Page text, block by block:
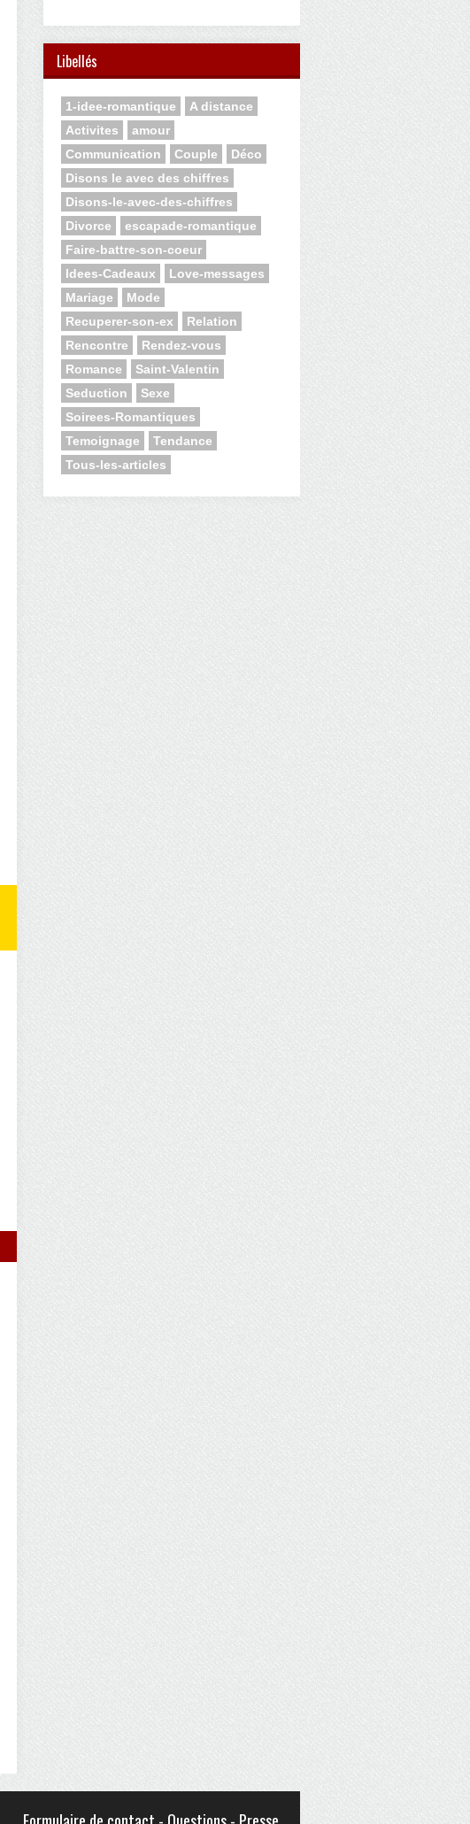
Libellés
1-idee-romantique
A distance
Activites
amour
Communication
Couple
Déco
Disons le avec des chiffres
Disons-le-avec-des-chiffres
Divorce
escapade-romantique
Faire-battre-son-coeur
Idees-Cadeaux
Love-messages
Mariage
Mode
Recuperer-son-ex
Relation
Rencontre
Rendez-vous
Romance
Saint-Valentin
Seduction
Sexe
Soirees-Romantiques
Temoignage
Tendance
Tous-les-articles